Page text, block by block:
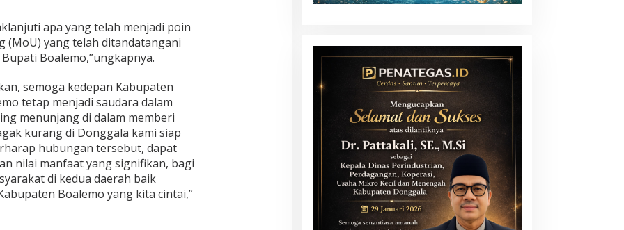
apa yang telah menjadi poin
(MoU) yang telah ditandatangani
Boalemo,”ungkapnya.
semoga kedepan Kabupaten
tetap menjadi saudara dalam
menunjang di dalam memberi
kurang di Donggala kami siap
hubungan tersebut, dapat
nilai manfaat yang signifikan, bagi
di kedua daerah baik
Boalemo yang kita cintai,”